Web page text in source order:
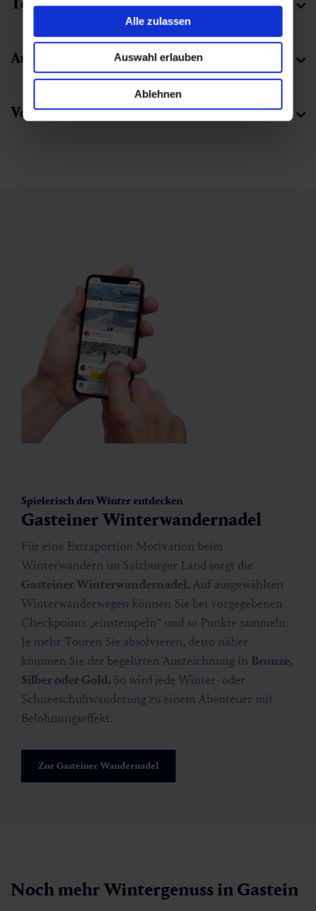
Alle zulassen
Auswahl erlauben
Ablehnen
360° Panorama Winterwanderweg
Fulseck - Kieserl
Status Geöffnet
🏀
00:30 h
🔖
1 km 🜏
40 hm Leicht
Ausrüstung
Verpflegung
Spielerisch den Winter entdecken
Gasteiner Winterwandernadel
Für eine Extraportion Motivation beim
Winterwandern im Salzburger Land sorgt die
Gasteiner Winterwandernadel. Auf ausgewählten
Winterwanderwegen können Sie bei vorgegebenen
Checkpoints „einstempeln“ und so Punkte sammeln.
Je mehr Touren Sie absolvieren, desto näher
kommen Sie der begehrten Auszeichnung in Bronze,
Silber oder Gold. So wird jede Winter- oder
Schneeschuhwanderung zu einem Abenteuer mit
Belohnungseffekt.
Zur Gasteiner Wandernadel
Noch mehr Wintergenuss in Gastein